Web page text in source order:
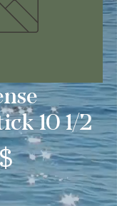
10 1/2
Precio